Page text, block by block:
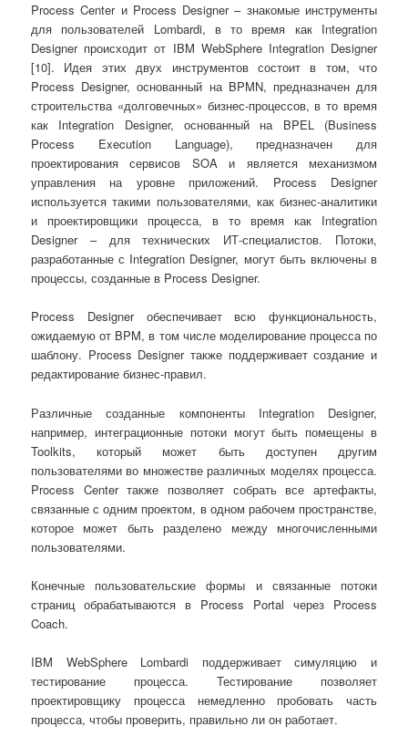
Process Center и Process Designer – знакомые инструменты
для пользователей Lombardi, в то время как Integration
Designer происходит от IBM WebSphere Integration Designer
[10]. Идея этих двух инструментов состоит в том, что
Process Designer, основанный на BPMN, предназначен для
строительства «долговечных» бизнес-процессов, в то время
как Integration Designer, основанный на BPEL (Business
Process Execution Language), предназначен для
проектирования сервисов SOA и является механизмом
управления на уровне приложений. Process Designer
используется такими пользователями, как бизнес-аналитики
и проектировщики процесса, в то время как Integration
Designer – для технических ИТ-специалистов. Потоки,
разработанные с Integration Designer, могут быть включены в
процессы, созданные в Process Designer.
Process Designer обеспечивает всю функциональность,
ожидаемую от BPM, в том числе моделирование процесса по
шаблону. Process Designer также поддерживает создание и
редактирование бизнес-правил.
Различные созданные компоненты Integration Designer,
например, интеграционные потоки могут быть помещены в
Toolkits, который может быть доступен другим
пользователями во множестве различных моделях процесса.
Process Center также позволяет собрать все артефакты,
связанные с одним проектом, в одном рабочем пространстве,
которое может быть разделено между многочисленными
пользователями.
Конечные пользовательские формы и связанные потоки
страниц обрабатываются в Process Portal через Process
Coach.
IBM WebSphere Lombardi поддерживает симуляцию и
тестирование процесса. Тестирование позволяет
проектировщику процесса немедленно пробовать часть
процесса, чтобы проверить, правильно ли он работает.